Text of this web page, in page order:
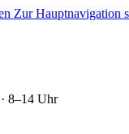
Zur Hauptnavigation
8–14 Uhr